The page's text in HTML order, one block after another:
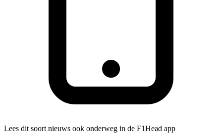
Lees dit soort nieuws ook onderweg in de F1Head app